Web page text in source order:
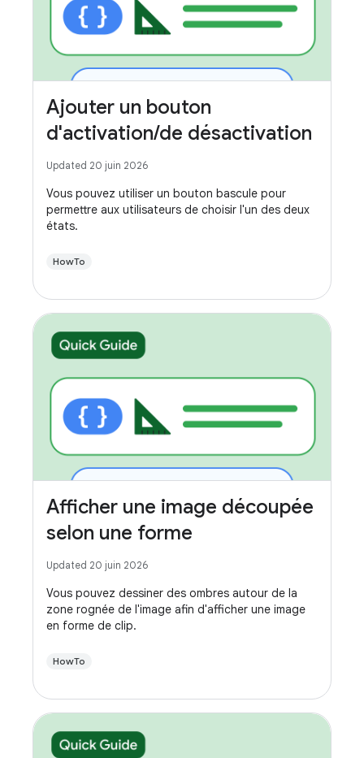
Ajouter un bouton
d'activation/de désactivation
Updated 20 juin 2026
Vous pouvez utiliser un bouton bascule pour
permettre aux utilisateurs de choisir l'un des deux
états.
HowTo
Afficher une image découpée
selon une forme
Updated 20 juin 2026
Vous pouvez dessiner des ombres autour de la
zone rognée de l'image afin d'afficher une image
en forme de clip.
HowTo